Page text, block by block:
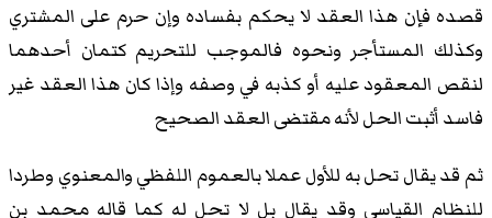
قصده فإن هذا العقد لا يحكم بفساده وإن حرم على المشتري
وكذلك المستأجر ونحوه فالموجب للتحريم كتمان أحدهما
لنقص المعقود عليه أو كذبه في وصفه وإذا كان هذا العقد غير
فاسد أثبت الحل لأنه مقتضى العقد الصحيح
ثم قد يقال تحل به للأول عملا بالعموم اللفظي والمعنوي وطردا
للنظام القياسي وقد يقال بل لا تحل له كما قاله محمد بن